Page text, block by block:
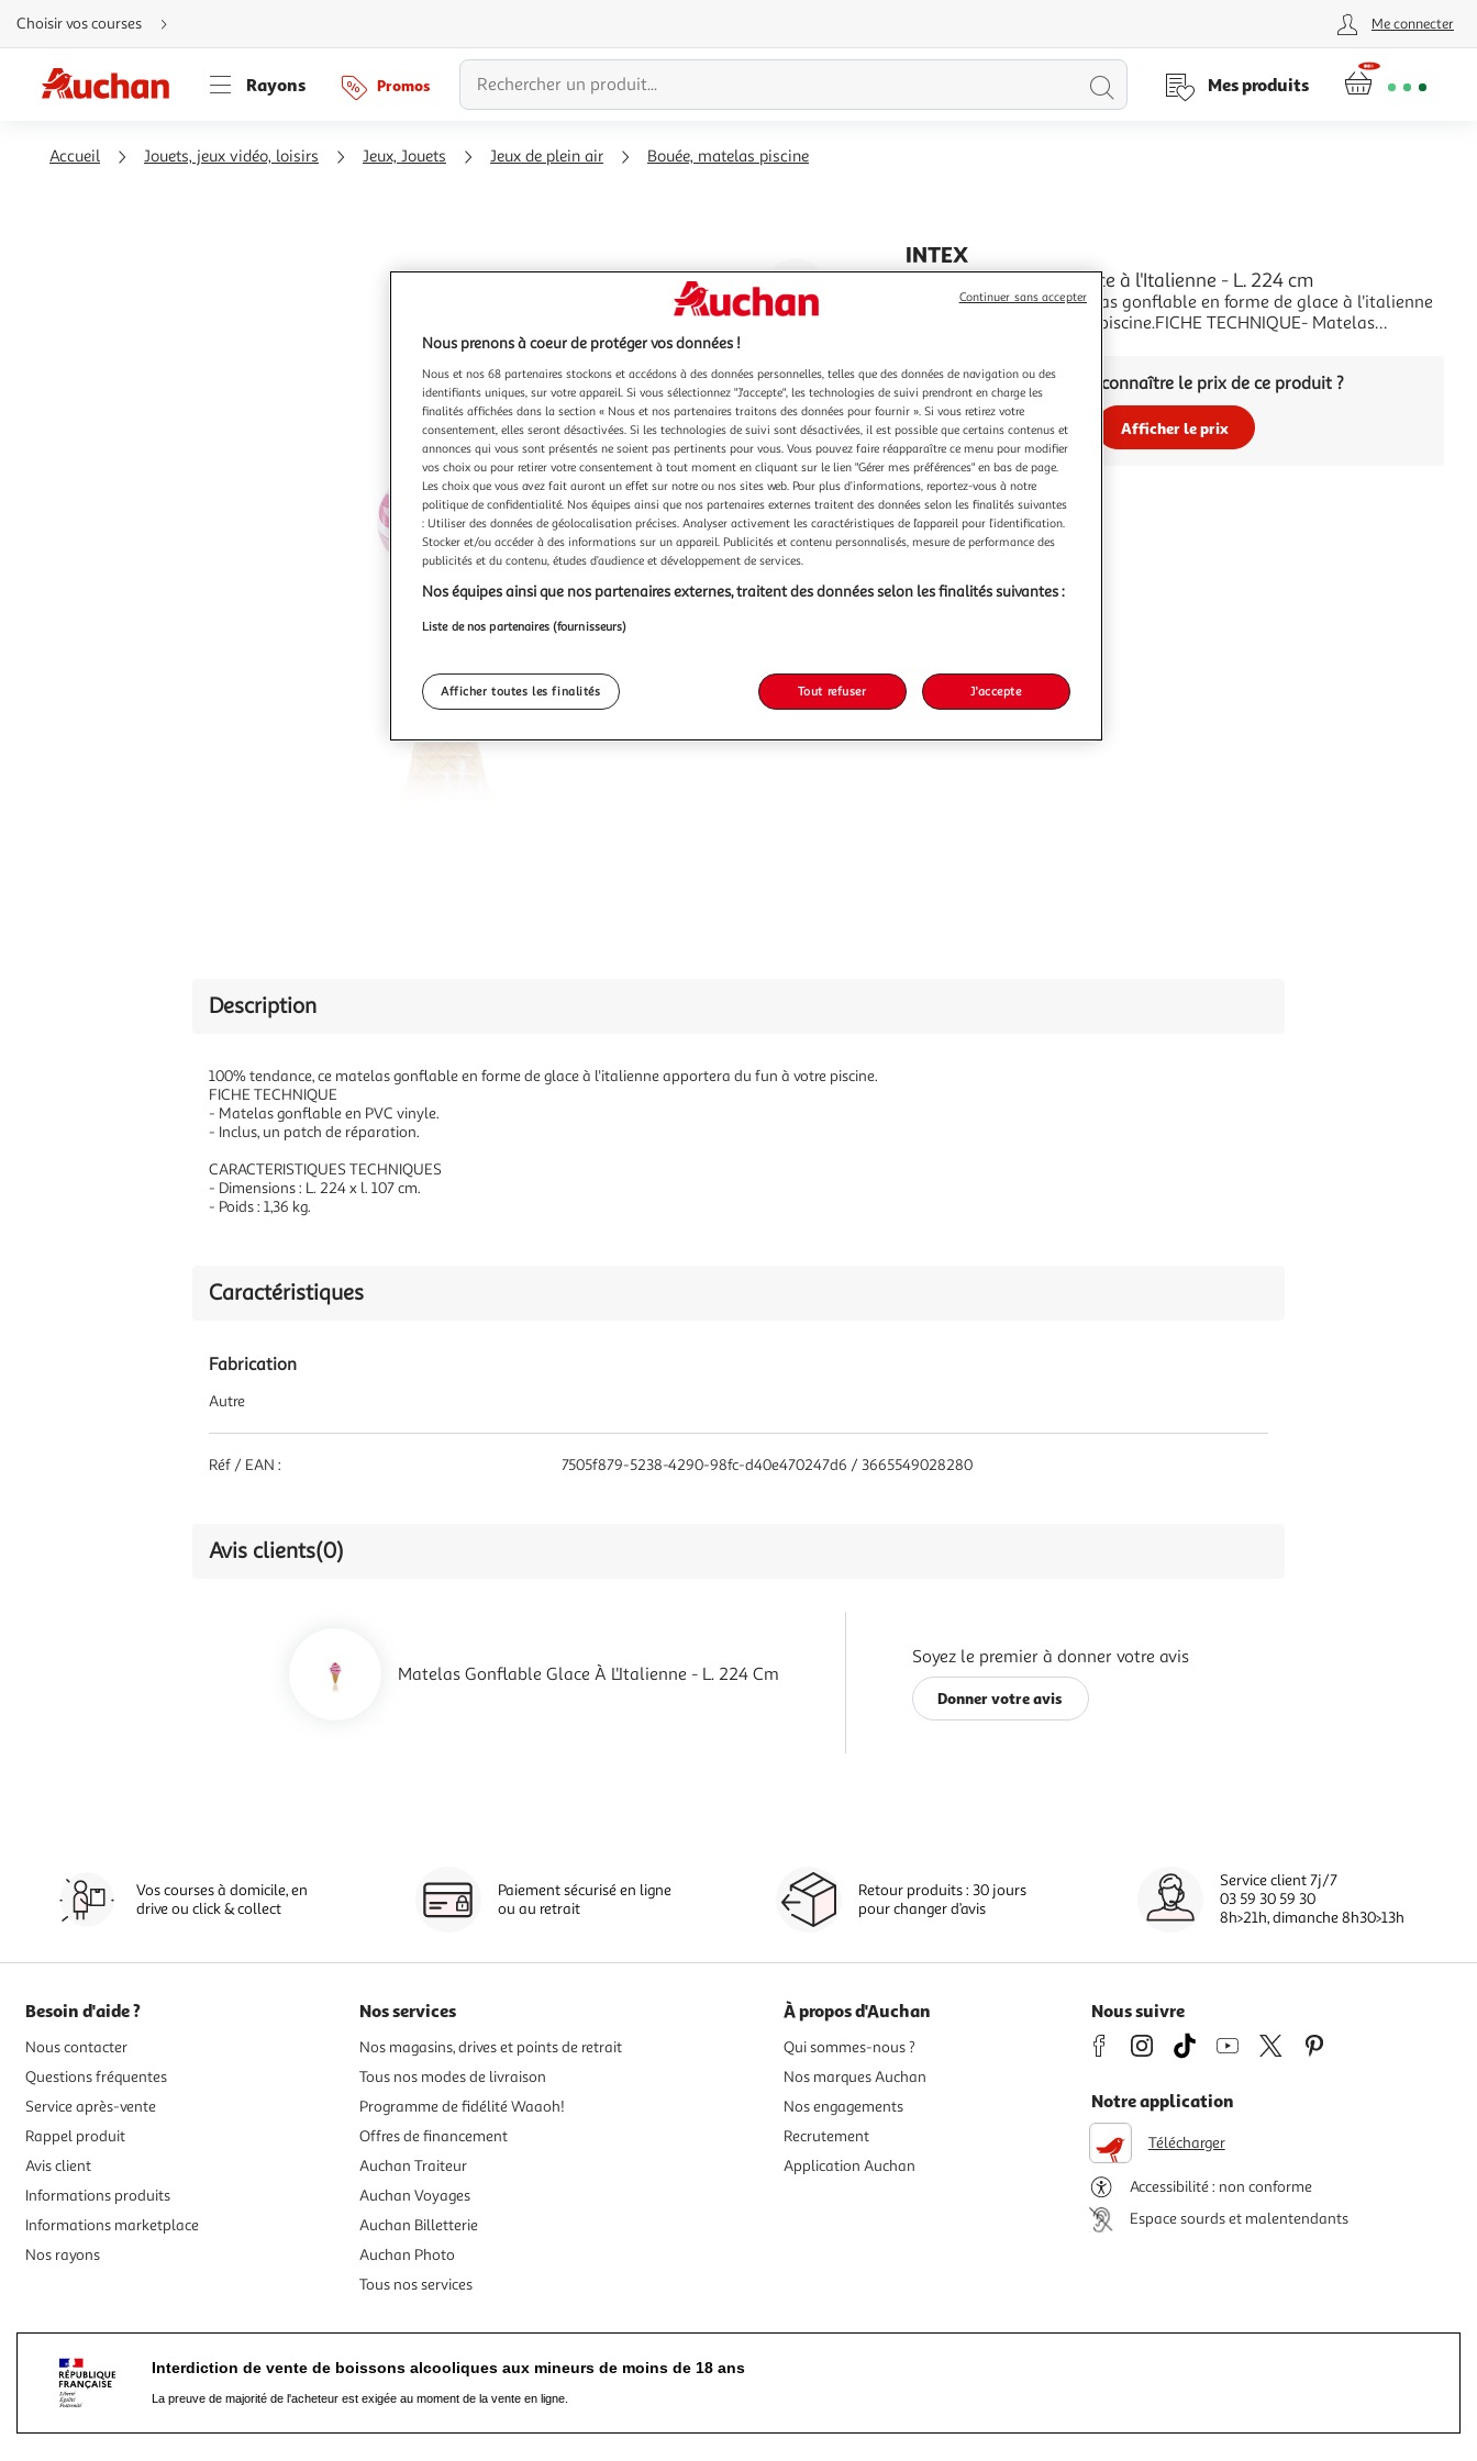
Aller
directement
au
Aller
directement
à
Aller
directement
Choisir vos courses Me connecter
Rayons Promos
Lancer
Mes produits
Accueil Jouets, jeux vidéo, loisirs Jeux, Jouets Jeux de plein air Bouée, matelas piscine
Agrandir
l'illustration
200%
l'illustration
à
100
%
Partager
le
produit
INTEX
Matelas gonflable Glace à l'Italienne - L. 224 cm
100% tendance, ce matelas gonflable en forme de glace à l'italienne
apportera du fun à votre piscine.FICHE TECHNIQUE- Matelas
réparation.CARACTERISTIQUES TECHNIQUES- Dimensions : L. 224 x
l. 107 cm.- Poids : 1,36 kg.Vous voulez connaître le prix de ce produit ?
Afficher le prix
Description
100% tendance, ce matelas gonflable en forme de glace à l'italienne apportera du fun à votre piscine.
FICHE TECHNIQUE
- Matelas gonflable en PVC vinyle.
- Inclus, un patch de réparation.
CARACTERISTIQUES TECHNIQUES
- Dimensions : L. 224 x l. 107 cm.
- Poids : 1,36 kg.
Caractéristiques
Fabrication
Autre
Réf / EAN : 7505f879-5238-4290-98fc-d40e470247d6 / 3665549028280
Avis clients(0)
Matelas Gonflable Glace À L'Italienne - L. 224 Cm
Soyez le premier à donner votre avis
Donner votre avis
Vos courses à domicile, en
drive ou click & collect
Paiement sécurisé en ligne
ou au retrait
Retour produits : 30 jours
pour changer d’avis
Service client 7j/7
03 59 30 59 30
8h>21h, dimanche 8h30>13h
Besoin d'aide ?
Nous contacter
Questions fréquentes
Service après-vente
Rappel produit
Avis client
Informations produits
Informations marketplace
Nos rayons
Nos services
Nos magasins, drives et points de retrait
Tous nos modes de livraison
Programme de fidélité Waaoh!
Offres de financement
Auchan Traiteur
Auchan Voyages
Auchan Billetterie
Auchan Photo
Tous nos services
À propos d'Auchan
Qui sommes-nous ?
Nos marques Auchan
Nos engagements
Recrutement
Application Auchan
Nous suivre
Notre application
Télécharger
Accessibilité : non conforme
Espace sourds et malentendants
Interdiction de vente de boissons alcooliques aux mineurs de moins de 18 ans
La preuve de majorité de l'acheteur est exigée au moment de la vente en ligne.
Nous prenons à coeur de protéger vos données !
Nous et nos 68 partenaires stockons et accédons à des données personnelles, telles que des données de navigation ou des
identifiants uniques, sur votre appareil. Si vous sélectionnez "J'accepte", les technologies de suivi prendront en charge les
finalités affichées dans la section « Nous et nos partenaires traitons des données pour fournir ». Si vous retirez votre
consentement, elles seront désactivées. Si les technologies de suivi sont désactivées, il est possible que certains contenus et
annonces qui vous sont présentés ne soient pas pertinents pour vous. Vous pouvez faire réapparaître ce menu pour modifier
vos choix ou pour retirer votre consentement à tout moment en cliquant sur le lien "Gérer mes préférences" en bas de page.
Les choix que vous avez fait auront un effet sur notre ou nos sites web. Pour plus d’informations, reportez-vous à notre
politique de confidentialité. Nos équipes ainsi que nos partenaires externes traitent des données selon les finalités suivantes
: Utiliser des données de géolocalisation précises. Analyser activement les caractéristiques de l’appareil pour l’identification.
Stocker et/ou accéder à des informations sur un appareil. Publicités et contenu personnalisés, mesure de performance des
publicités et du contenu, études d’audience et développement de services.
Nos équipes ainsi que nos partenaires externes, traitent des données selon les finalités suivantes :
Liste de nos partenaires (fournisseurs)
Afficher toutes les finalités Tout refuser J'accepte
Continuer sans accepter